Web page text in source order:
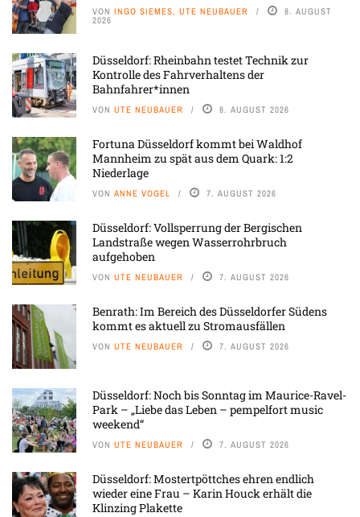
VON INGO SIEMES, UTE NEUBAUER 8. AUGUST
2026
Düsseldorf: Rheinbahn testet Technik zur
Kontrolle des Fahrverhaltens der
Bahnfahrer*innen
VON UTE NEUBAUER 8. AUGUST 2026
Fortuna Düsseldorf kommt bei Waldhof
Mannheim zu spät aus dem Quark: 1:2
Niederlage
VON ANNE VOGEL 7. AUGUST 2026
Düsseldorf: Vollsperrung der Bergischen
Landstraße wegen Wasserrohrbruch
aufgehoben
VON UTE NEUBAUER 7. AUGUST 2026
Benrath: Im Bereich des Düsseldorfer Südens
kommt es aktuell zu Stromausfällen
VON UTE NEUBAUER 7. AUGUST 2026
Düsseldorf: Noch bis Sonntag im Maurice-Ravel-
Park – „Liebe das Leben – pempelfort music
weekend“
VON UTE NEUBAUER 7. AUGUST 2026
Düsseldorf: Mostertpöttches ehren endlich
wieder eine Frau – Karin Houck erhält die
Klinzing Plakette